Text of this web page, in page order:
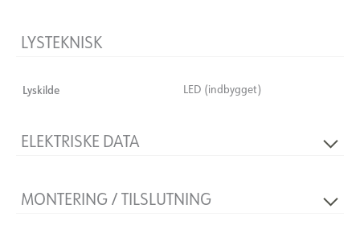
LYSTEKNISK
Lyskilde LED (indbygget)
ELEKTRISKE DATA
Spænding [V] 230V 50Hz
MONTERING / TILSLUTNING